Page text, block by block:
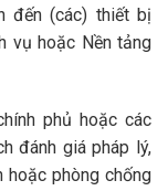
đến (các) thiết bị
vụ hoặc Nền tảng
phủ hoặc các
đánh giá pháp lý,
hoặc phòng chống